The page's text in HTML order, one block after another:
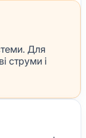
Для
струми і